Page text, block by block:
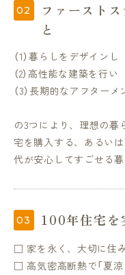
ファースト
と
（1）暮らしをデザインし
（2）高性能な建築を行い
（3）長期的なアフター
の3つにより、理想の暮
宅を購入する、あるい
代が安心してすごせる
100年住宅を
□ 家を永く、大切に住
□ 高気密高断熱で「夏